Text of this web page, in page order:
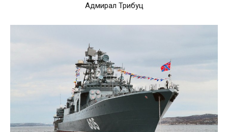
Адмирал Трибуц